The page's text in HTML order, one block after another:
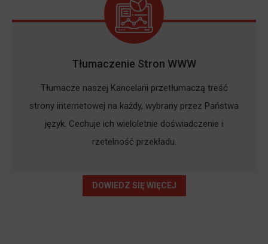
Tłumaczenie Stron WWW
Tłumacze naszej Kancelarii przetłumaczą treść
strony internetowej na każdy, wybrany przez Państwa
język. Cechuje ich wieloletnie doświadczenie i
rzetelność przekładu.
DOWIEDZ SIĘ WIĘCEJ